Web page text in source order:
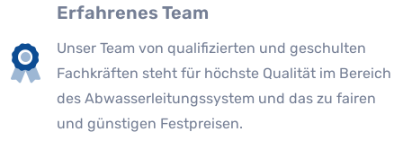
Erfahrenes Team
Unser Team von qualifizierten und geschulten
Fachkräften steht für höchste Qualität im Bereich
des Abwasserleitungssystem und das zu fairen
und günstigen Festpreisen.